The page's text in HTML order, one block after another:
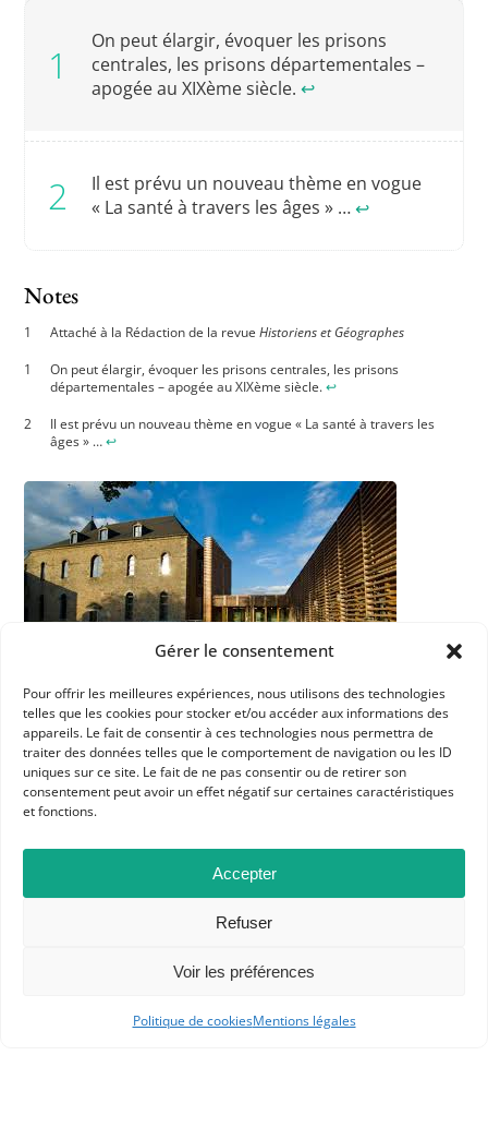
Gérer le consentement
Pour offrir les meilleures expériences, nous utilisons des technologies
telles que les cookies pour stocker et/ou accéder aux informations des
appareils. Le fait de consentir à ces technologies nous permettra de
traiter des données telles que le comportement de navigation ou les ID
uniques sur ce site. Le fait de ne pas consentir ou de retirer son
consentement peut avoir un effet négatif sur certaines caractéristiques
et fonctions.
Accepter
Refuser
Voir les préférences
Politique de cookiesMentions légales
On peut élargir, évoquer les prisons
centrales, les prisons départementales –
apogée au XIXème siècle. ↩︎
Il est prévu un nouveau thème en vogue
« La santé à travers les âges » …↩︎
Notes
Attaché à la Rédaction de la revueHistoriens et Géographes
On peut élargir, évoquer les prisons centrales, les prisons
départementales – apogée au XIXème siècle.↩︎
Il est prévu un nouveau thème en vogue « La santé à travers les
âges » …↩︎
Dans les catégories
ACTUALITÉS
CULTURE L'APHG A AIMÉ